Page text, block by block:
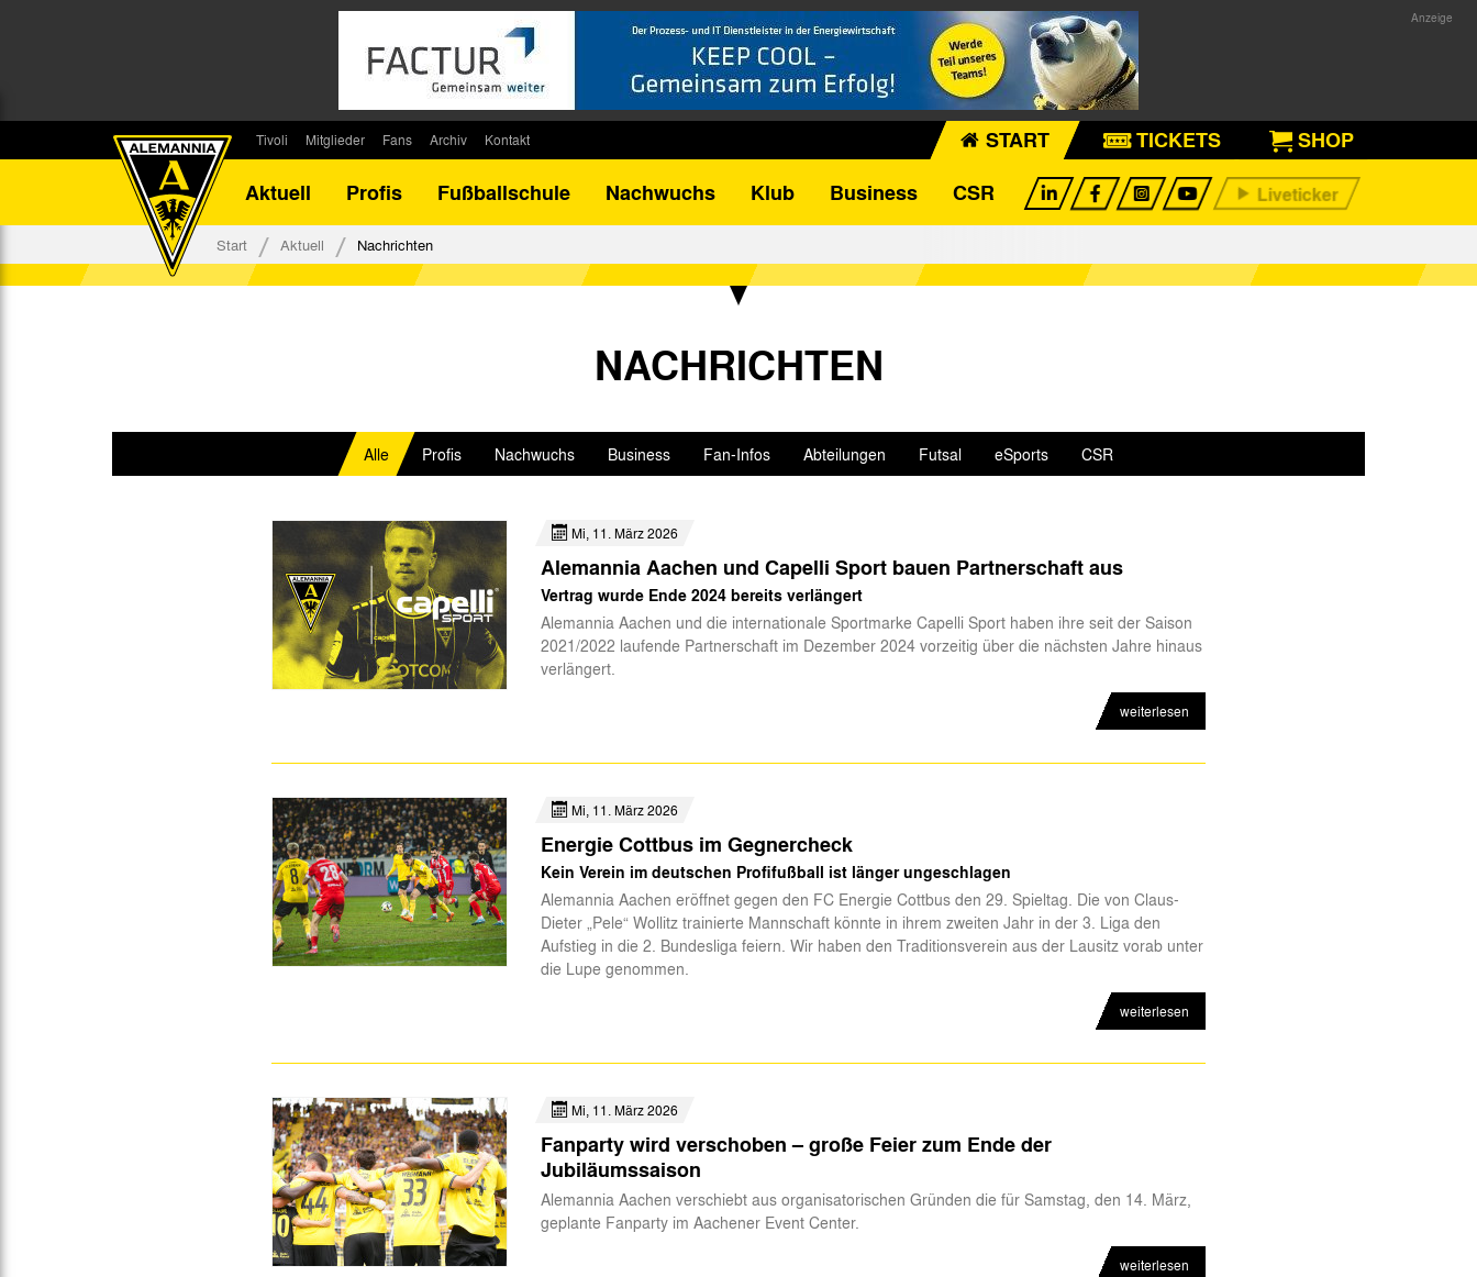
Tivoli
Stadionsprecher
Stadionordnung
Stadiongaststätte Klömpchensklub
Verbotene Symbolik am Tivoli
Mitglieder
Kontakt
Fans
Fanbeirat
Fan-Klubs
Archiv
Kontakt START TICKETS
SHOP
Aktuell
Profis Fußballschule Nachwuchs Klub Business CSR
Start Aktuell Nachrichten
NACHRICHTEN
Alle Profis Nachwuchs Business Fan-Infos Abteilungen Futsal eSports CSR
Mi, 11. März 2026
Alemannia Aachen und Capelli Sport bauen Partnerschaft aus
Vertrag wurde Ende 2024 bereits verlängert
Alemannia Aachen und die internationale Sportmarke Capelli Sport haben ihre seit der Saison
2021/2022 laufende Partnerschaft im Dezember 2024 vorzeitig über die nächsten Jahre hinaus
verlängert.
weiterlesen
Mi, 11. März 2026
Energie Cottbus im Gegnercheck
Kein Verein im deutschen Profifußball ist länger ungeschlagen
Alemannia Aachen eröffnet gegen den FC Energie Cottbus den 29. Spieltag. Die von Claus-
Dieter „Pele“ Wollitz trainierte Mannschaft könnte in ihrem zweiten Jahr in der 3. Liga den
Aufstieg in die 2. Bundesliga feiern. Wir haben den Traditionsverein aus der Lausitz vorab unter
die Lupe genommen.
weiterlesen
Mi, 11. März 2026
Fanparty wird verschoben – große Feier zum Ende der
Jubiläumssaison
Alemannia Aachen verschiebt aus organisatorischen Gründen die für Samstag, den 14. März,
geplante Fanparty im Aachener Event Center.
weiterlesen